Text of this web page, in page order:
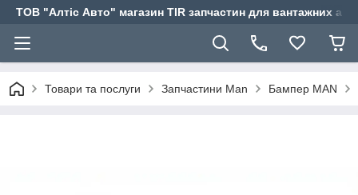
ТОВ "Алтіс Авто" магазин TIR запчастин для вантажних
Товари та послуги Запчастини Man Бампер MAN